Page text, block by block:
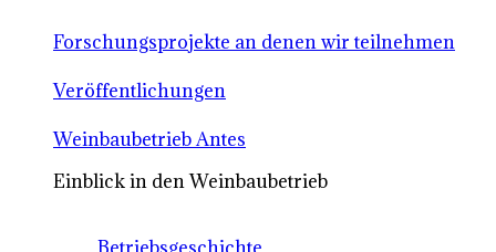
Forschungsprojekte an denen wir teilnehmen
Veröffentlichungen
Weinbaubetrieb Antes
Einblick in den Weinbaubetrieb